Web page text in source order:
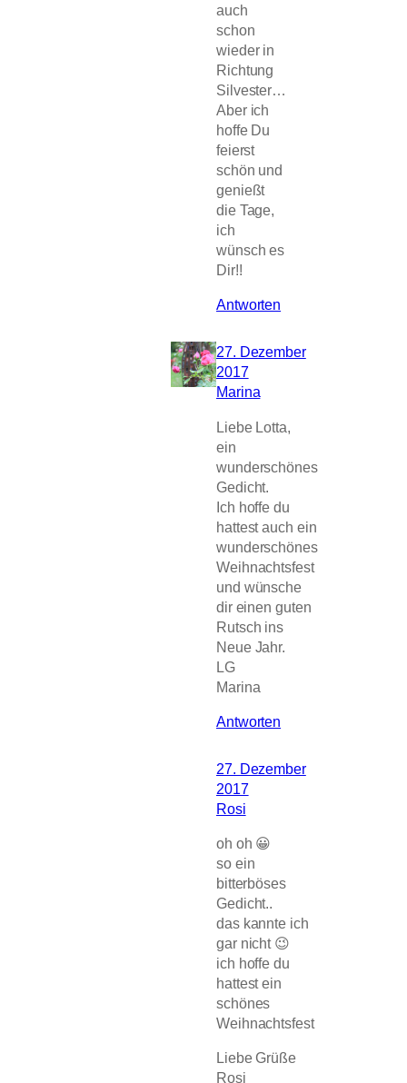
auch
schon
wieder in
Richtung
Silvester…
Aber ich
hoffe Du
feierst
schön und
genießt
die Tage,
ich
wünsch es
Dir!!
Antworten
27. Dezember
2017
Marina
Liebe Lotta,
ein
wunderschönes
Gedicht.
Ich hoffe du
hattest auch ein
wunderschönes
Weihnachtsfest
und wünsche
dir einen guten
Rutsch ins
Neue Jahr.
LG
Marina
Antworten
27. Dezember
2017
Rosi
oh oh 😀
so ein
bitterböses
Gedicht..
das kannte ich
gar nicht 😉
ich hoffe du
hattest ein
schönes
Weihnachtsfest
Liebe Grüße
Rosi